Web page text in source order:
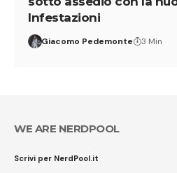
Infestazioni
Giacomo Pedemonte 3 Min
WE ARE NERDPOOL
Scrivi per NerdPool.it